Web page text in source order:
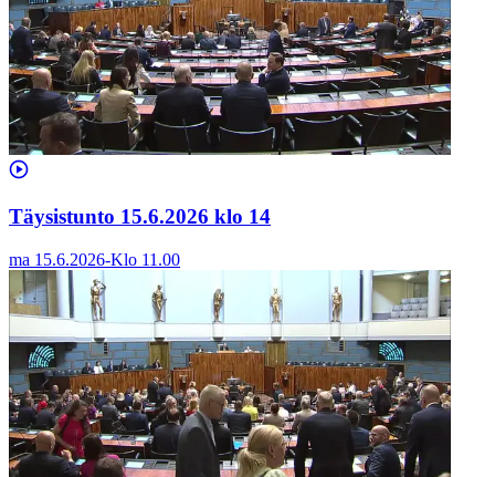
Täysistunto 15.6.2026 klo 14
ma 15.6.2026-Klo 11.00